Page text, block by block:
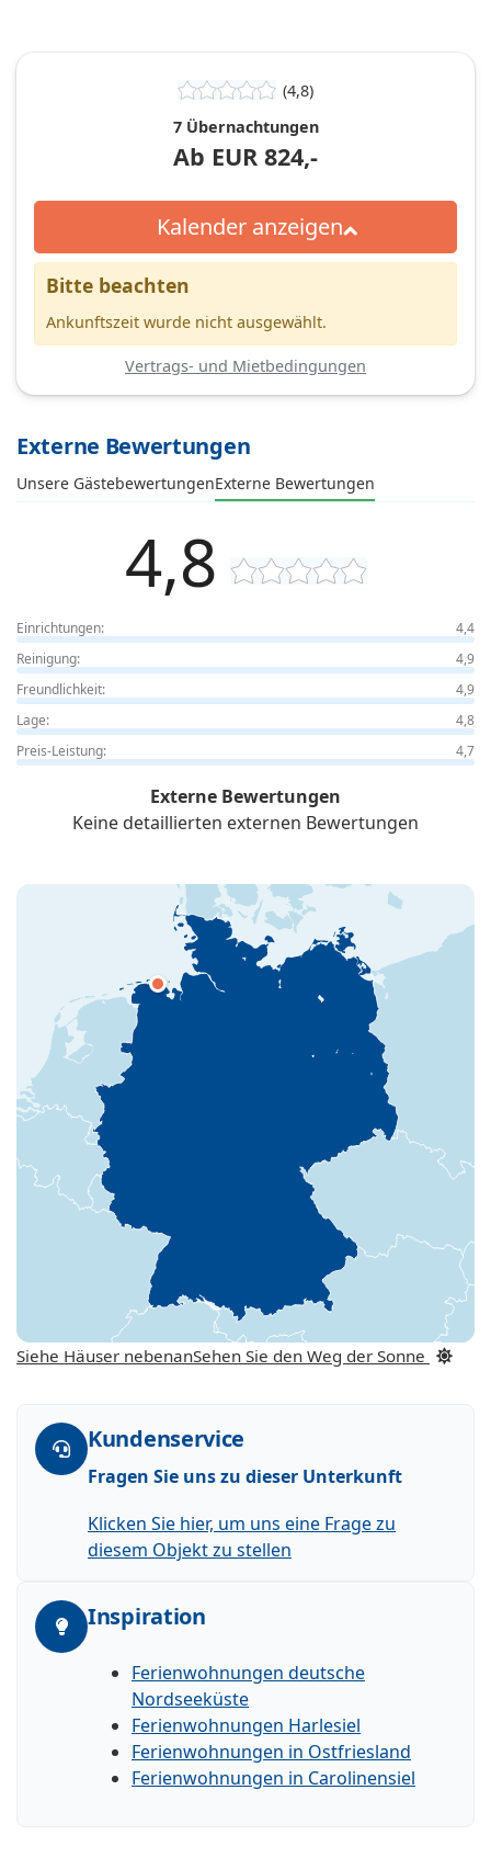
(4,8)
7 Übernachtungen
Ab EUR 824,-
Kalender anzeigen
Bitte beachten
Ankunftszeit wurde nicht ausgewählt.
Vertrags- und Mietbedingungen
Externe Bewertungen
Unsere GästebewertungenExterne Bewertungen
4,8
Einrichtungen:
4,4
Reinigung:
4,9
Freundlichkeit:
4,9
Lage:
4,8
Preis-Leistung:
4,7
Externe Bewertungen
Keine detaillierten externen Bewertungen
Siehe Häuser nebenanSehen Sie den Weg der Sonne
Kundenservice
Fragen Sie uns zu dieser Unterkunft
Klicken Sie hier, um uns eine Frage zu
diesem Objekt zu stellen
Inspiration
Ferienwohnungen deutsche
Nordseeküste
Ferienwohnungen Harlesiel
Ferienwohnungen in Ostfriesland
Ferienwohnungen in Carolinensiel